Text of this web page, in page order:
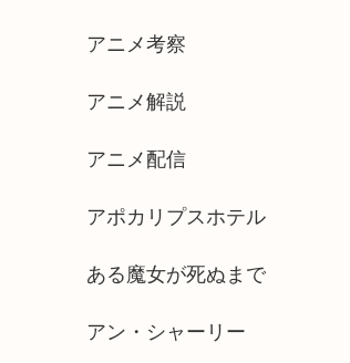
アニメ考察
アニメ解説
アニメ配信
アポカリプスホテル
ある魔女が死ぬまで
アン・シャーリー